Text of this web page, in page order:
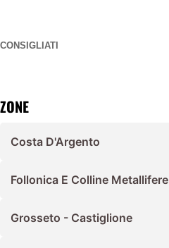
CONSIGLIATI
ZONE
Costa D'Argento
Follonica E Colline Metallifere
Grosseto - Castiglione